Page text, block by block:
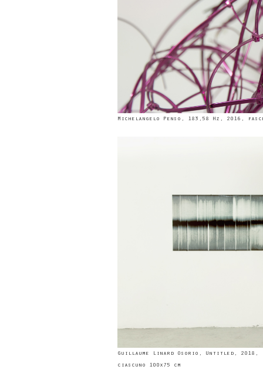
Michelangelo Penso, 183,58 Hz, 2016,
Guillaume Linard Osorio, Untitled,
ciascuno 100x75 cm